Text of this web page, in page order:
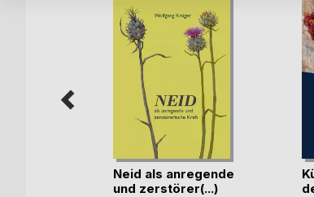
Neid als anregende
und zerstörer(...)